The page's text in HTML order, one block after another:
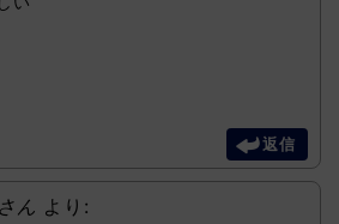
返信
ん より: